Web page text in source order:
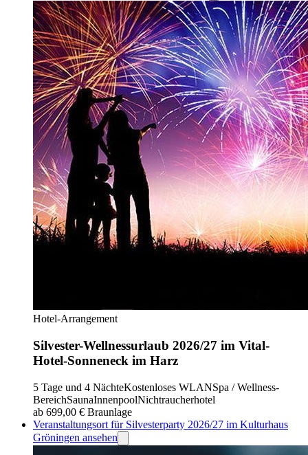
Hotel-Arrangement
Silvester-Wellnessurlaub 2026/27 im Vital-
Hotel-Sonneneck im Harz
5 Tage und 4 NächteKostenloses WLANSpa / Wellness-
BereichSaunaInnenpoolNichtraucherhotel
ab 699,00 € Braunlage
Veranstaltungsort für Silvesterparty 2026/27 im Kulturhaus
Gröningen ansehen